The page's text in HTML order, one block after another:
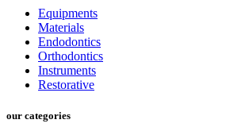
Equipments
Materials
Endodontics
Orthodontics
Instruments
Restorative
our categories